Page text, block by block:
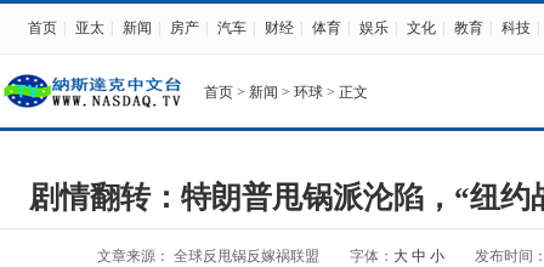
首页 亚太 新闻 房产 汽车 财经 体育 娱乐 文化 教育 科技
首页 > 新闻 > 环球 > 正文
剧情翻转：特朗普甩锅派沦陷，“纽约
文章来源： 全球反甩锅反嫁祸联盟 字体： 大 中 小 发布时间